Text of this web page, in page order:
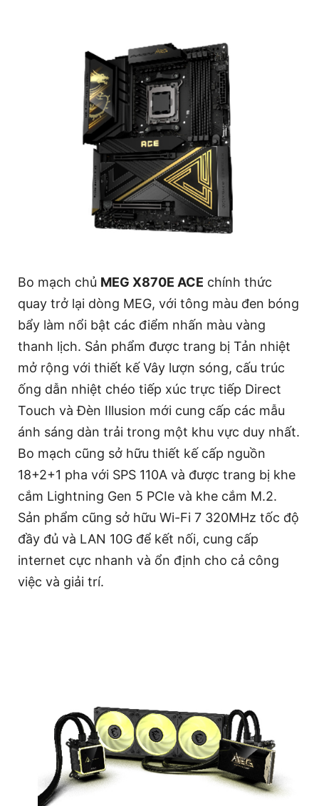
Bo mạch chủ MEG X870E ACE chính thức
quay trở lại dòng MEG, với tông màu đen bóng
bẩy làm nổi bật các điểm nhấn màu vàng
thanh lịch. Sản phẩm được trang bị Tản nhiệt
mở rộng với thiết kế Vây lượn sóng, cấu trúc
ống dẫn nhiệt chéo tiếp xúc trực tiếp Direct
Touch và Đèn Illusion mới cung cấp các mẫu
ánh sáng dàn trải trong một khu vực duy nhất.
Bo mạch cũng sở hữu thiết kế cấp nguồn
18+2+1 pha với SPS 110A và được trang bị khe
cắm Lightning Gen 5 PCIe và khe cắm M.2.
Sản phẩm cũng sở hữu Wi-Fi 7 320MHz tốc độ
đầy đủ và LAN 10G để kết nối, cung cấp
internet cực nhanh và ổn định cho cả công
việc và giải trí.